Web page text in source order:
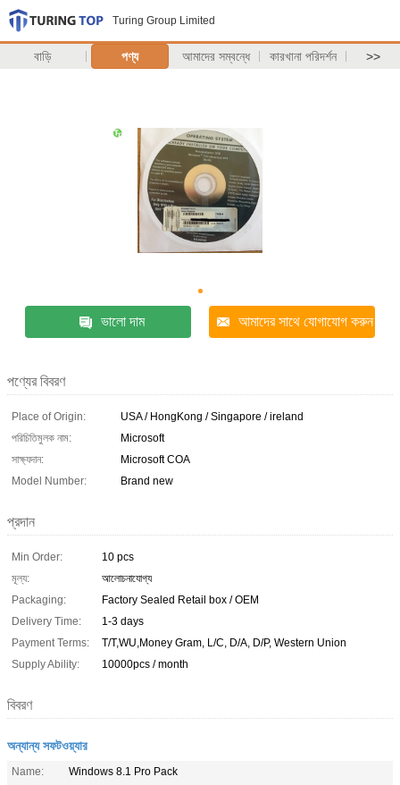
Turing Group Limited
বাড়ি পণ্য আমাদের সম্বন্ধে কারখানা পরিদর্শন >>
ভালো দাম আমাদের সাথে যোগাযোগ করুন
পণ্যের বিবরণ
Place of Origin:
USA / HongKong / Singapore / ireland
পরিচিতিমুলক নাম:
Microsoft
সাক্ষ্যদান:
Microsoft COA
Model Number:
Brand new
প্রদান
Min Order:
10 pcs
মূল্য:
আলোচনাযোগ্য
Packaging:
Factory Sealed Retail box / OEM
Delivery Time:
1-3 days
Payment Terms:
T/T,WU,Money Gram, L/C, D/A, D/P, Western Union
Supply Ability:
10000pcs / month
বিবরণ
অন্যান্য সফটওয়্যার
Name:
Windows 8.1 Pro Pack